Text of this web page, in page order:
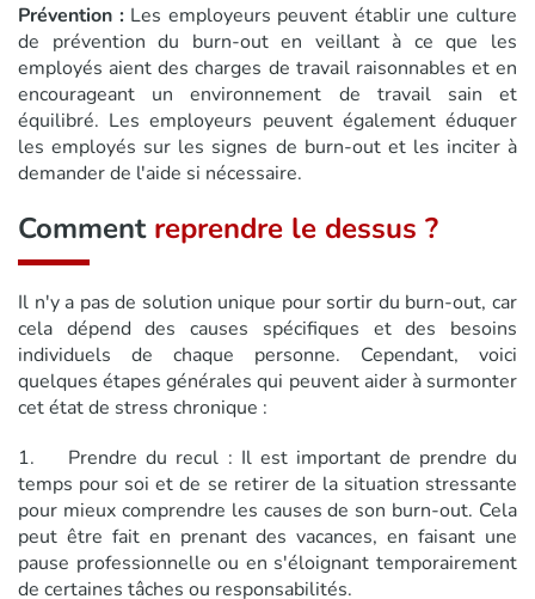
Prévention :Les employeurs peuvent établir une culture
de prévention du burn-out en veillant à ce que les
employés aient des charges de travail raisonnables et en
encourageant un environnement de travail sain et
équilibré. Les employeurs peuvent également éduquer
les employés sur les signes de burn-out et les inciter à
demander de l'aide si nécessaire.
Comment reprendre le dessus ?
Il n'y a pas de solution unique pour sortir du burn-out, car
cela dépend des causes spécifiques et des besoins
individuels de chaque personne. Cependant, voici
quelques étapes générales qui peuvent aider à surmonter
cet état de stress chronique :
1. Prendre du recul : Il est important de prendre du
temps pour soi et de se retirer de la situation stressante
pour mieux comprendre les causes de son burn-out. Cela
peut être fait en prenant des vacances, en faisant une
pause professionnelle ou en s'éloignant temporairement
de certaines tâches ou responsabilités.